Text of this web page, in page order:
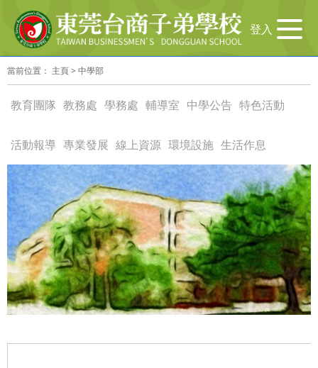
导
航
切
登入
當前位置： 主頁> 中學部
教育團隊 教務處 學務處 輔導室 中學公告 特色活動
活動報導 專業發展 線上資源 環境設施 生活作息